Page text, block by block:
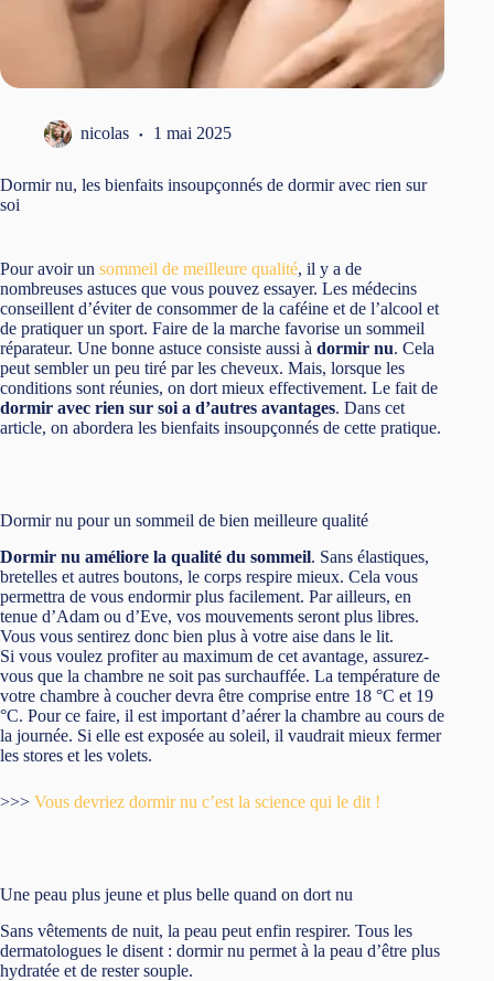
nicolas 1 mai 2025
Dormir nu, les bienfaits insoupçonnés de dormir avec rien sur
soi
Pour avoir un sommeil de meilleure qualité, il y a de
nombreuses astuces que vous pouvez essayer. Les médecins
conseillent d’éviter de consommer de la caféine et de l’alcool et
de pratiquer un sport. Faire de la marche favorise un sommeil
réparateur. Une bonne astuce consiste aussi à dormir nu. Cela
peut sembler un peu tiré par les cheveux. Mais, lorsque les
conditions sont réunies, on dort mieux effectivement. Le fait de
dormir avec rien sur soi a d’autres avantages. Dans cet
article, on abordera les bienfaits insoupçonnés de cette pratique.
Dormir nu pour un sommeil de bien meilleure qualité
Dormir nu améliore la qualité du sommeil. Sans élastiques,
bretelles et autres boutons, le corps respire mieux. Cela vous
permettra de vous endormir plus facilement. Par ailleurs, en
tenue d’Adam ou d’Eve, vos mouvements seront plus libres.
Vous vous sentirez donc bien plus à votre aise dans le lit.
Si vous voulez profiter au maximum de cet avantage, assurez-
vous que la chambre ne soit pas surchauffée. La température de
votre chambre à coucher devra être comprise entre 18 °C et 19
°C. Pour ce faire, il est important d’aérer la chambre au cours de
la journée. Si elle est exposée au soleil, il vaudrait mieux fermer
les stores et les volets.
>>> Vous devriez dormir nu c’est la science qui le dit !
Une peau plus jeune et plus belle quand on dort nu
Sans vêtements de nuit, la peau peut enfin respirer. Tous les
dermatologues le disent : dormir nu permet à la peau d’être plus
hydratée et de rester souple.